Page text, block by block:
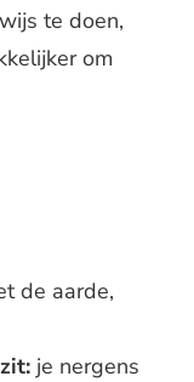
te doen,
om
de aarde,
je nergens